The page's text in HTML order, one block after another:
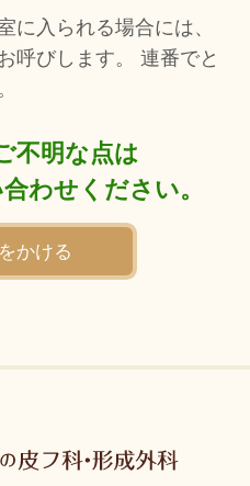
に入られる場合には、
呼びします。 連番でと
不明な点は
わせください。
かける